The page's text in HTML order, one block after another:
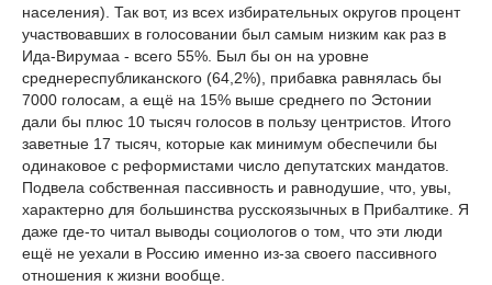
населения). Так вот, из всех избирательных округов процент
участвовавших в голосовании был самым низким как раз в
Ида-Вирумаа - всего 55%. Был бы он на уровне
среднереспубликанского (64,2%), прибавка равнялась бы
7000 голосам, а ещё на 15% выше среднего по Эстонии
дали бы плюс 10 тысяч голосов в пользу центристов. Итого
заветные 17 тысяч, которые как минимум обеспечили бы
одинаковое с реформистами число депутатских мандатов.
Подвела собственная пассивность и равнодушие, что, увы,
характерно для большинства русскоязычных в Прибалтике. Я
даже где-то читал выводы социологов о том, что эти люди
ещё не уехали в Россию именно из-за своего пассивного
отношения к жизни вообще.